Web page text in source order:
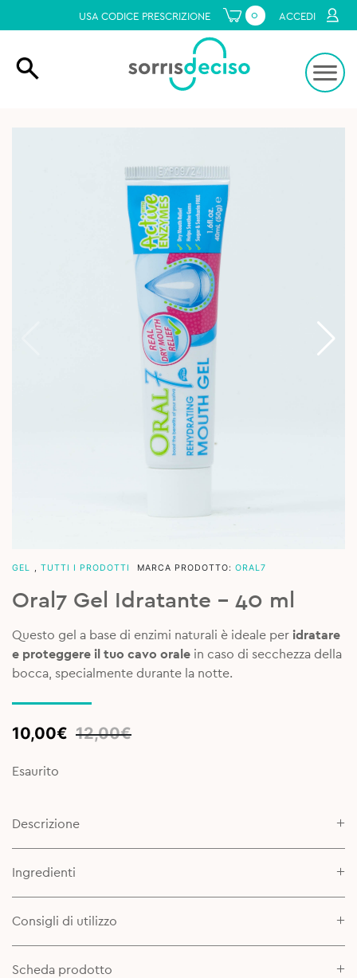
USA CODICE PRESCRIZIONE 0 ACCEDI
GEL , TUTTI I PRODOTTI MARCA PRODOTTO: ORAL7
Oral7 Gel Idratante – 40 ml
Questo gel a base di enzimi naturali è ideale per idratare
e proteggere il tuo cavo orale in caso di secchezza della
bocca, specialmente durante la notte.
12,00€
Original
was:
10,00€
Current
is:
Esaurito
Descrizione
Ingredienti
Consigli di utilizzo
Scheda prodotto